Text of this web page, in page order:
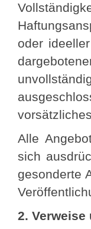
oder
Alle
sich
gesonderte
2.